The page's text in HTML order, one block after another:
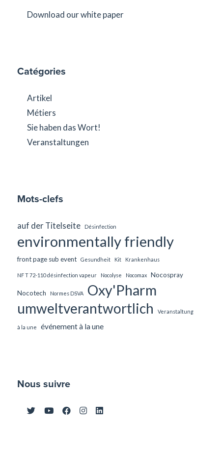
Download our white paper
Catégories
Artikel
Métiers
Sie haben das Wort!
Veranstaltungen
Mots-clefs
auf der Titelseite Désinfection
environmentally friendly
front page sub event Gesundheit Kit Krankenhaus
NF T 72-110 désinfection vapeur Nocolyse Nocomax Nocospray
Nocotech Normes DSVA
Oxy'Pharm
umweltverantwortlich
Veranstaltung
à la une événement à la une
Nous suivre